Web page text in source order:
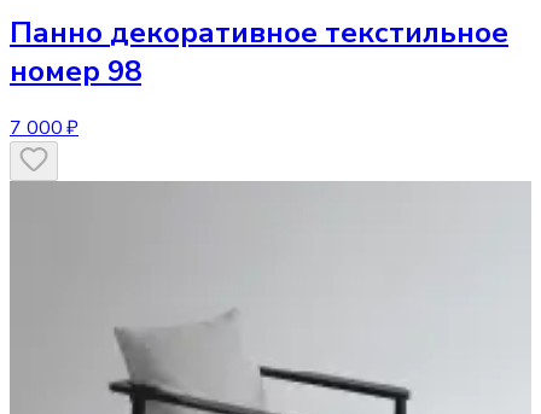
Панно декоративное текстильное
номер 98
7 000 ₽